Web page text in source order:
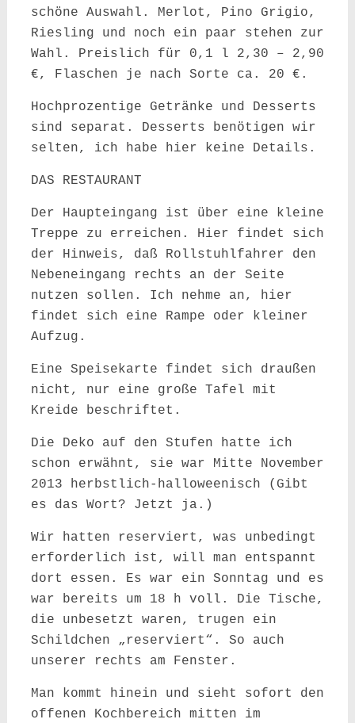
schöne Auswahl. Merlot, Pino Grigio,
Riesling und noch ein paar stehen zur
Wahl. Preislich für 0,1 l 2,30 – 2,90
€, Flaschen je nach Sorte ca. 20 €.
Hochprozentige Getränke und Desserts
sind separat. Desserts benötigen wir
selten, ich habe hier keine Details.
DAS RESTAURANT
Der Haupteingang ist über eine kleine
Treppe zu erreichen. Hier findet sich
der Hinweis, daß Rollstuhlfahrer den
Nebeneingang rechts an der Seite
nutzen sollen. Ich nehme an, hier
findet sich eine Rampe oder kleiner
Aufzug.
Eine Speisekarte findet sich draußen
nicht, nur eine große Tafel mit
Kreide beschriftet.
Die Deko auf den Stufen hatte ich
schon erwähnt, sie war Mitte November
2013 herbstlich-halloweenisch (Gibt
es das Wort? Jetzt ja.)
Wir hatten reserviert, was unbedingt
erforderlich ist, will man entspannt
dort essen. Es war ein Sonntag und es
war bereits um 18 h voll. Die Tische,
die unbesetzt waren, trugen ein
Schildchen „reserviert“. So auch
unserer rechts am Fenster.
Man kommt hinein und sieht sofort den
offenen Kochbereich mitten im